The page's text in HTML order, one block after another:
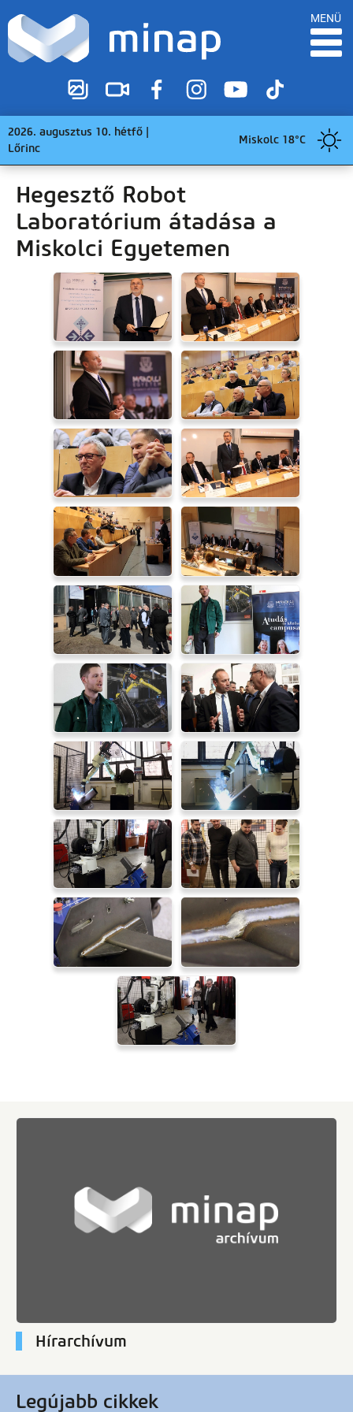
MENÜ
2026. augusztus 10. hétfő |
Lőrinc
Miskolc 18°C
Hegesztő Robot
Laboratórium átadása a
Miskolci Egyetemen
Hírarchívum
Legújabb cikkek